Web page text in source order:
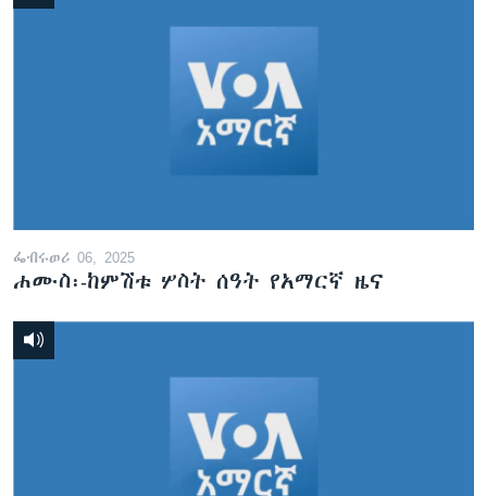
ፌብሩወሪ 06, 2025
ሐሙስ፡-ከምሽቱ ሦስት ሰዓት የአማርኛ ዜና